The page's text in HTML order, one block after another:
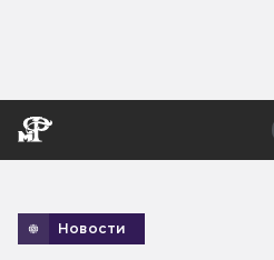
Новости